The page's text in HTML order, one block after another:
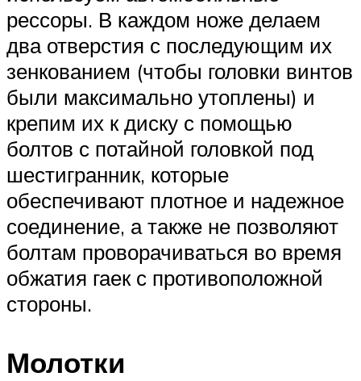
рессоры. В каждом ноже делаем
два отверстия с последующим их
зенкованием (чтобы головки винтов
были максимально утоплены) и
крепим их к диску с помощью
болтов с потайной головкой под
шестигранник, которые
обеспечивают плотное и надежное
соединение, а также не позволяют
болтам проворачиваться во время
обжатия гаек с противоположной
стороны.
Молотки